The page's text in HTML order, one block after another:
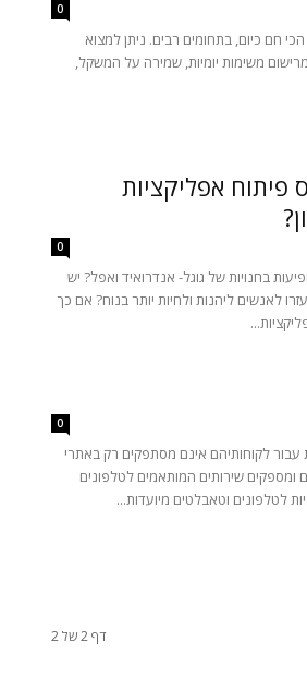
0
חם כיום, בתחומים רבים. ניתן למצוא
משימות יומיות, שמירה על המשקל,
אפליקציות
0
בחנויות של גוגל- אנדרואיד ואפל? יש
לאנשים ליהנות ולחיות יותר בנוח? אם כך
0
לקוחותיהם אינם מסתפקים רק באתרי
שירותים המותאמים לטלפונים
לטלפונים וטאבלטים מיועדות...
דף 2 של 2